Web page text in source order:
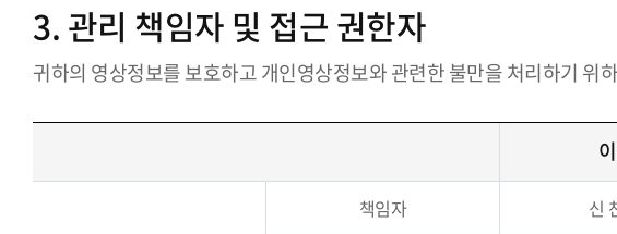
3. 관리 책임자 및 접근 권한자
귀하의 영상정보를 보호하고 개인영상정보와 관련한 불만을 처리하기
책임자 신